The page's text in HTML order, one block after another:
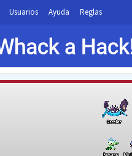
Usuarios Ayuda Reglas